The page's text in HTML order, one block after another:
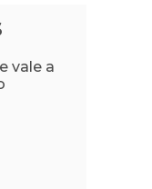
vale a